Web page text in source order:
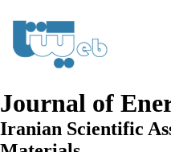
Journal of
Iranian Scientific